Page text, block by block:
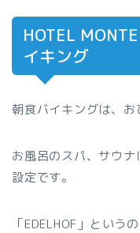
HOTEL
イキング
朝食バイキングは、
お風呂のスパ、サウ
設定です。
「EDELHOF」という